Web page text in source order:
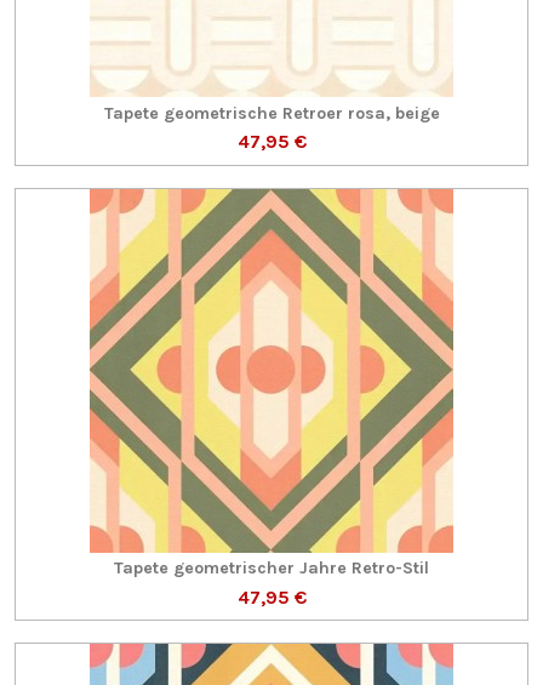
Tapete geometrische Retroer rosa, beige
47,95 €
Tapete geometrischer Jahre Retro-Stil
47,95 €